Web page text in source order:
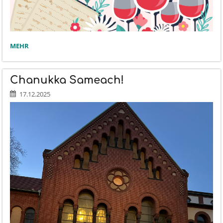
SCHÖNE
MEHR
Chanukka Sameach!
17.12.2025